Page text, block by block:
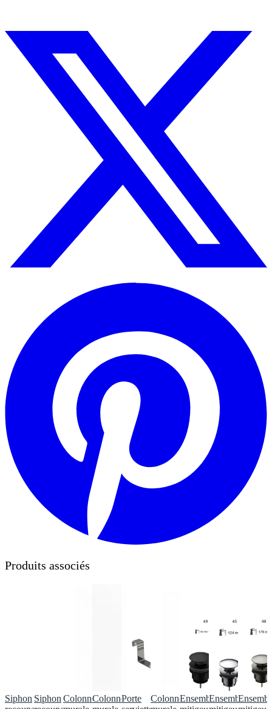
Produits associés
Siphon Siphon ColonneColonnePorte
ColonneEnsembleEnsemble